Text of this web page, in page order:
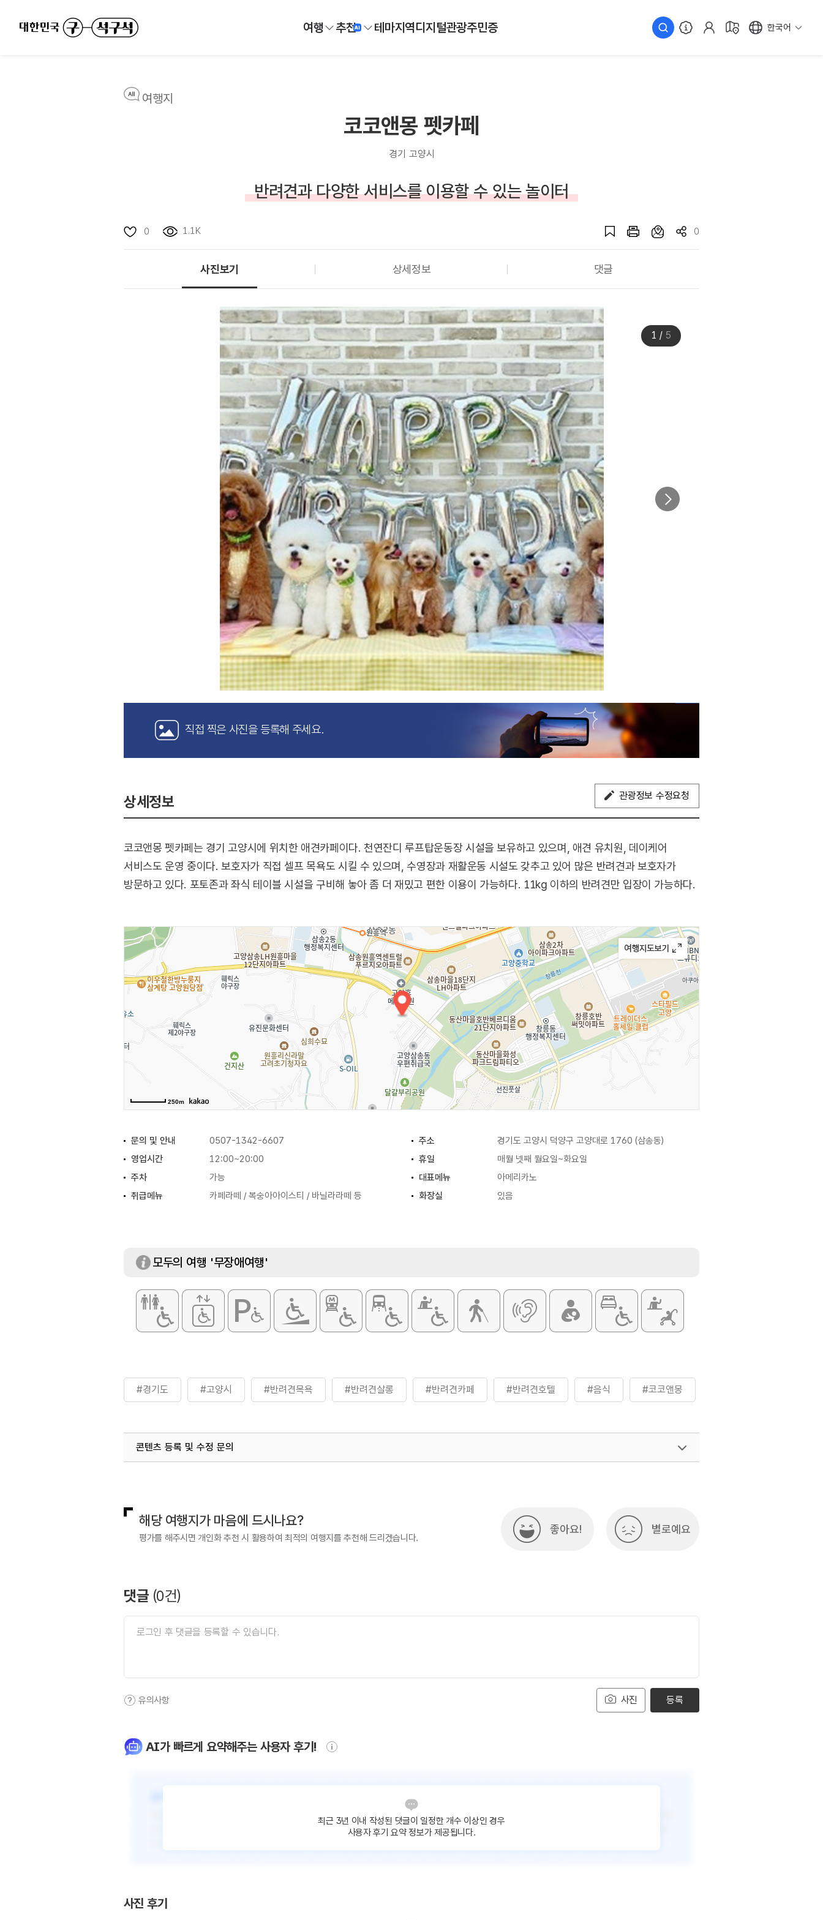
여행 추천 테마지역디지털관광주민증 한국어
여행지
코코앤몽 펫카페
경기 고양시
반려견과 다양한 서비스를 이용할 수 있는 놀이터
0 1.1K 0
사진보기 상세정보 댓글
1 / 5
직접 찍은 사진을 등록해 주세요.
상세정보 관광정보 수정요청
코코앤몽 펫카페는 경기 고양시에 위치한 애견카페이다. 천연잔디 루프탑운동장 시설을 보유하고 있으며, 애견 유치원, 데이케어
서비스도 운영 중이다. 보호자가 직접 셀프 목욕도 시킬 수 있으며, 수영장과 재활운동 시설도 갖추고 있어 많은 반려견과 보호자가
방문하고 있다. 포토존과 좌식 테이블 시설을 구비해 놓아 좀 더 재밌고 편한 이용이 가능하다. 11kg 이하의 반려견만 입장이 가능하다.
250m
문의 및 안내 0507-1342-6607 주소
경기도 고양시 덕양구 고양대로 1760 (삼송동)
영업시간
12:00~20:00 휴일
매월 넷째 월요일~화요일
주차
가능 대표메뉴
아메리카노
취급메뉴
카페라떼 / 복숭아아이스티 / 바닐라라떼 등 화장실 있음
모두의 여행 '무장애여행'
#경기도 #고양시 #반려견목욕 #반려견살롱 #반려견카페 #반려견호텔 #음식 #코코앤몽
콘텐츠 등록 및 수정 문의
해당 여행지가 마음에 드시나요?
평가를 해주시면 개인화 추천 시 활용하여 최적의 여행지를 추천해 드리겠습니다.
좋아요! 별로예요
댓글 (0건)
사진
유의사항 등록
AI가 빠르게 요약해주는 사용자 후기!
최근 3년 이내 작성된 댓글이 일정한 개수 이상인 경우
사용자 후기 요약 정보가 제공됩니다.
사진 후기